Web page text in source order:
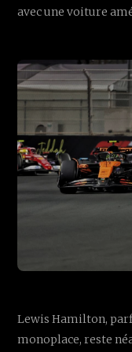
avec une voiture
Lewis Hamilton,
monoplace, reste